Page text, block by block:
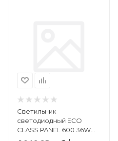
Светильник
светодиодный ECO
CLASS PANEL 600 36W
840 36Вт 4000К IP40